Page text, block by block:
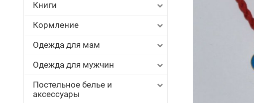
Книги
Кормление
Одежда для мам
Одежда для мужчин
Постельное белье и
аксессуары